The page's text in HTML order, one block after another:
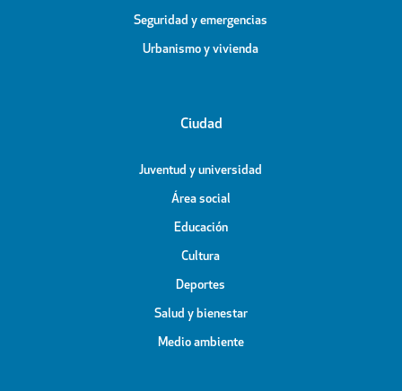
Seguridad y emergencias
Urbanismo y vivienda
Ciudad
Juventud y universidad
Área social
Educación
Cultura
Deportes
Salud y bienestar
Medio ambiente